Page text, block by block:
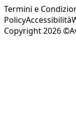
Termini e
PolicyAccessibilità
Copyright 2026